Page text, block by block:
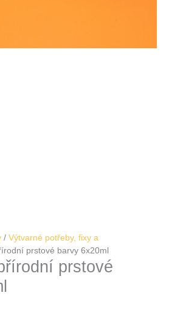
/ Výtvarné potřeby, fixy a
prstové barvy 6x20ml
prstové